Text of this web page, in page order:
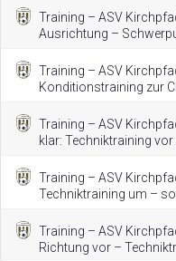
Training – ASV
Ausrichtung –
Training – ASV
Konditionstraining zur
Training – ASV
klar: Techniktraining vor
Training – ASV
Techniktraining um –
Training – ASV
Richtung vor –